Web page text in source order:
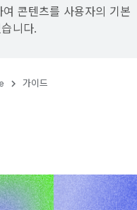
콘텐츠를 사용자의 기본
니다.
가이드